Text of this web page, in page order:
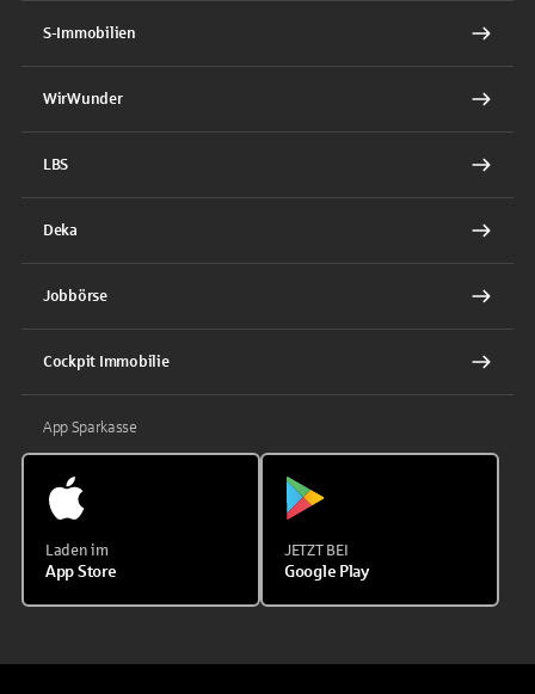
S-Immobilien
WirWunder
LBS
Deka
Jobbörse
Cockpit Immobilie
App Sparkasse
Laden im
App Store
JETZT BEI
Google Play